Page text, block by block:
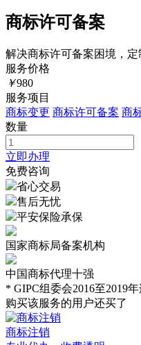
商标许可备案
解决商标许可备案困境，定
服务价格
￥980
服务项目
商标变更 商标许可备案 商
数量
立即办理
免费咨询
省心交易
售后无忧
平安保险承保
国家商标局备案机构
中国商标代理十强
* GIPC组委会2016至2019
购买该服务的用户还买了
商标注销